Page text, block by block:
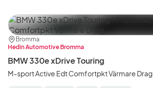
Plats:
Bromma
Återförsäljare:
Hedin Automotive Bromma
BMW 330e xDrive Touring
M-sport Active Edt Comfortpkt Värmare Drag